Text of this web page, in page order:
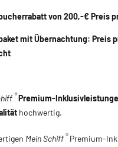
von 200,-€ Preis
mit Übernachtung: Preis
®Premium-
hochwertig.
Mein Schiff ® Premium-